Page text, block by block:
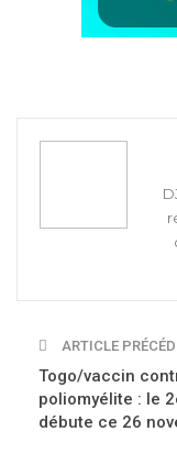
ARTICLE
Togo/vaccin
poliomyélite : le
débute ce 26